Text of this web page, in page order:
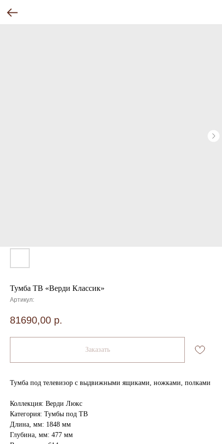
Тумба ТВ «Верди Классик»
Артикул:
81690,00 р.
Заказать
Тумба под телевизор с выдвижными ящиками, ножками, полками
Коллекция: Верди Люкс
Категория: Тумбы под ТВ
Длина, мм: 1848 мм
Глубина, мм: 477 мм